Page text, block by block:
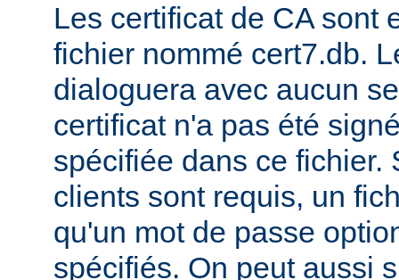
Les certificat de CA sont
fichier nommé cert7.db.
dialoguera avec aucun
certificat n'a pas été
spécifiée dans ce fichier.
clients sont requis, un
qu'un mot de passe
spécifiés. On peut aussi